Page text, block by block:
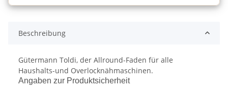
Beschreibung
Gütermann Toldi, der Allround-Faden für alle
Haushalts-und Overlocknähmaschinen.
Angaben zur Produktsicherheit